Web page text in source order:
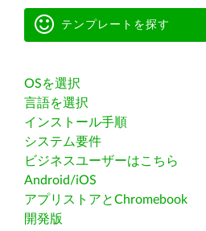
テンプレートを探す
OSを選択
言語を選択
インストール手順
システム要件
ビジネスユーザーはこちら
Android/iOS
アプリストアとChromebook
開発版